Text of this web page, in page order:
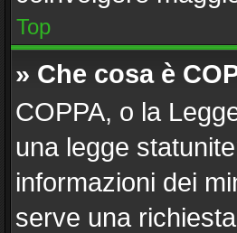
Top
» Che cosa è
COPPA, o la
una legge
informazioni dei
serve una